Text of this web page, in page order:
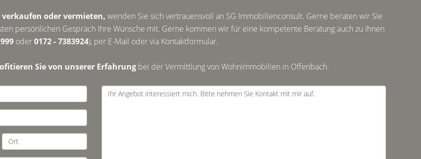
oder vermieten, wenden Sie sich vertrauensvoll an SG Immobilienconsult. Gerne beraten wir Sie
persönlichen Gespräch Ihre Wünsche mit. Gerne kommen wir für eine kompetente Beratung auch zu Ihnen
oder0172 - 7383924), per E-Mail oder via Kontaktformular.
Sie von unserer Erfahrung bei der Vermittlung von Wohnimmobilien in Offenbach.